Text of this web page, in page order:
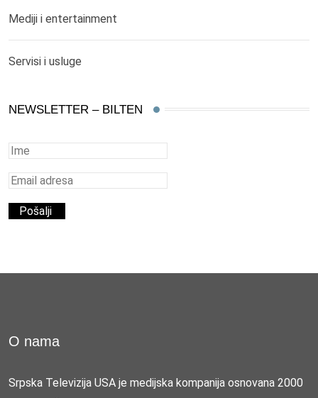
Mediji i entertainment
Servisi i usluge
NEWSLETTER – BILTEN
O nama
Srpska Televizija USA je medijska kompanija osnovana 2000